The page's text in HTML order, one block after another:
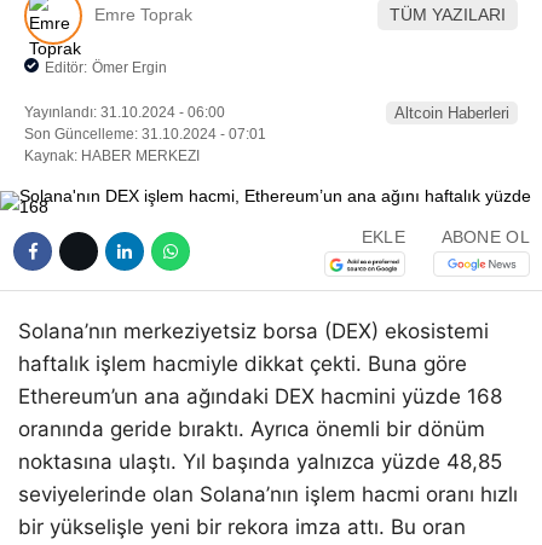
Emre Toprak TÜM YAZILARI
Editör: Ömer Ergin
Yayınlandı: 31.10.2024 - 06:00
Son Güncelleme: 31.10.2024 - 07:01
Kaynak: HABER MERKEZI
Altcoin Haberleri
EKLE ABONE OL
Solana’nın merkeziyetsiz borsa (DEX) ekosistemi
haftalık işlem hacmiyle dikkat çekti. Buna göre
Ethereum’un ana ağındaki DEX hacmini yüzde 168
oranında geride bıraktı. Ayrıca önemli bir dönüm
noktasına ulaştı. Yıl başında yalnızca yüzde 48,85
seviyelerinde olan Solana’nın işlem hacmi oranı hızlı
bir yükselişle yeni bir rekora imza attı. Bu oran